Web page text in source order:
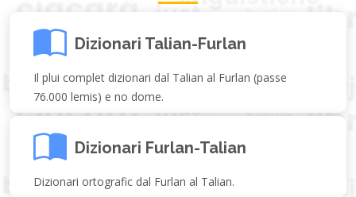
Dizionari Talian-Furlan
Il plui complet dizionari dal Talian al Furlan (passe
76.000 lemis) e no dome.
Dizionari Furlan-Talian
Dizionari ortografic dal Furlan al Talian.